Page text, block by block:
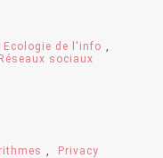
Ecologie de l'info
sociaux
Privacy